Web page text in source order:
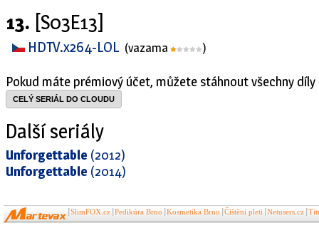
13. [S03E13]
HDTV.x264-LOL (vazama )
Pokud máte prémiový účet, můžete stáhnout všechny díly
CELÝ SERIÁL DO CLOUDU
Další seriály
Unforgettable (2012)
Unforgettable (2014)
SlimFOX.cz Pedikúra Brno Kosmetika Brno Čištění pleti Netusers.cz